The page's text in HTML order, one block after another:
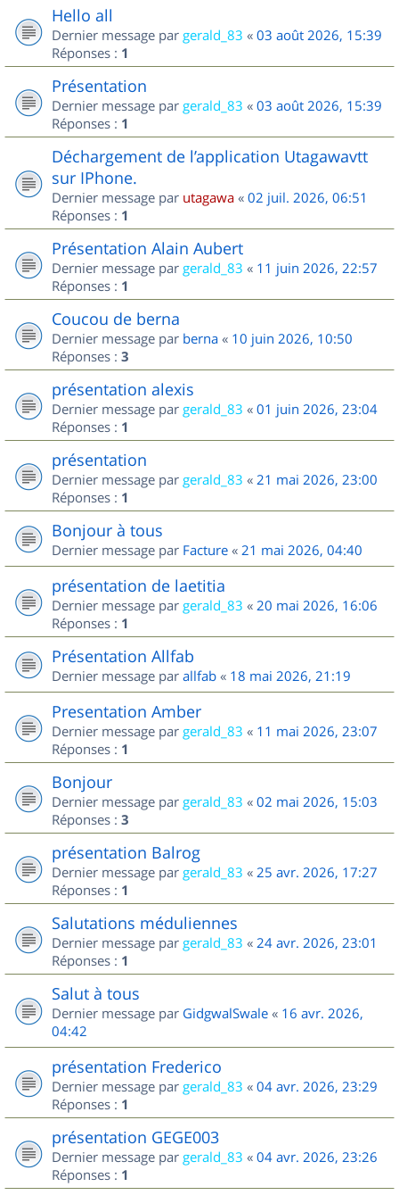
Hello all
Dernier message par gerald_83 « 03 août 2026, 15:39
Réponses : 1
Présentation
Dernier message par gerald_83 « 03 août 2026, 15:39
Réponses : 1
Déchargement de l’application Utagawavtt
sur IPhone.
Dernier message par utagawa « 02 juil. 2026, 06:51
Réponses : 1
Présentation Alain Aubert
Dernier message par gerald_83 « 11 juin 2026, 22:57
Réponses : 1
Coucou de berna
Dernier message par berna « 10 juin 2026, 10:50
Réponses : 3
présentation alexis
Dernier message par gerald_83 « 01 juin 2026, 23:04
Réponses : 1
présentation
Dernier message par gerald_83 « 21 mai 2026, 23:00
Réponses : 1
Bonjour à tous
Dernier message par Facture « 21 mai 2026, 04:40
présentation de laetitia
Dernier message par gerald_83 « 20 mai 2026, 16:06
Réponses : 1
Présentation Allfab
Dernier message par allfab « 18 mai 2026, 21:19
Presentation Amber
Dernier message par gerald_83 « 11 mai 2026, 23:07
Réponses : 1
Bonjour
Dernier message par gerald_83 « 02 mai 2026, 15:03
Réponses : 3
présentation Balrog
Dernier message par gerald_83 « 25 avr. 2026, 17:27
Réponses : 1
Salutations méduliennes
Dernier message par gerald_83 « 24 avr. 2026, 23:01
Réponses : 1
Salut à tous
Dernier message par GidgwalSwale « 16 avr. 2026,
04:42
présentation Frederico
Dernier message par gerald_83 « 04 avr. 2026, 23:29
Réponses : 1
présentation GEGE003
Dernier message par gerald_83 « 04 avr. 2026, 23:26
Réponses : 1